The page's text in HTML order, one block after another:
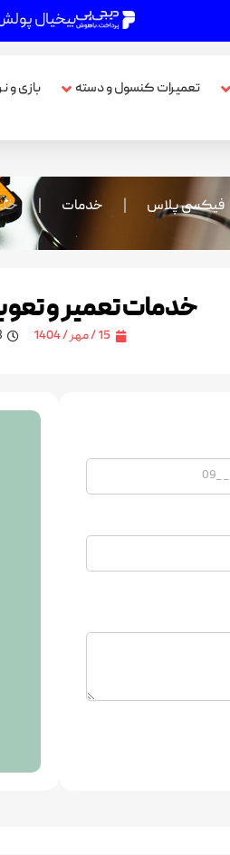
بیخیال
تعمیرات کنسول و دسته بازی و
فیکسی پلاس | خدمات |
خدمات تعمیر و
15 / مهر / 1404